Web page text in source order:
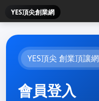
YES頂尖創業網
YES頂尖 創業頂讓網
會員登入